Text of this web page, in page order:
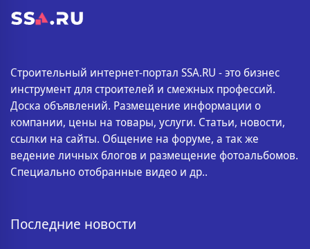
Строительный интернет-портал SSA.RU - это бизнес
инструмент для строителей и смежных профессий.
Доска объявлений. Размещение информации о
компании, цены на товары, услуги. Статьи, новости,
ссылки на сайты. Общение на форуме, а так же
ведение личных блогов и размещение фотоальбомов.
Специально отобранные видео и др..
Последние новости